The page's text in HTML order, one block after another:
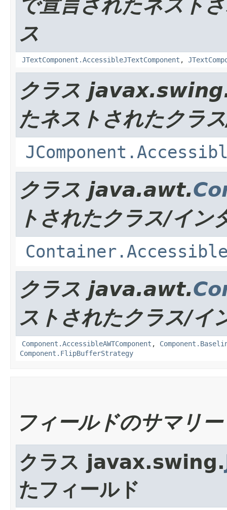
で宣言されたネスト
ス
JTextComponent.AccessibleJTextComponent ,
クラス
たネストされたクラ
クラス java.awt.
トされたクラス/イン
クラス java.awt.
ストされたクラス/イ
Component.AccessibleAWTComponent ,
Component.FlipBufferStrategy
フィールドのサマリー
クラス javax.swing.
たフィールド